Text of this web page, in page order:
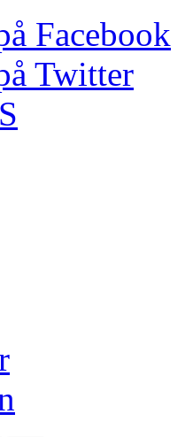
Facebook
Twitter